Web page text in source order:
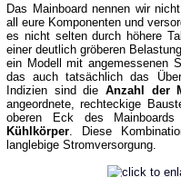
Das Mainboard nennen wir
all eure Komponenten und
es nicht selten durch höhere
einer deutlich gröberen
ein Modell mit angemessenen
das auch tatsächlich das
Indizien sind die Anzahl der
angeordnete, rechteckige
oberen Eck des
Kühlkörper . Diese
langlebige Stromversorgung.